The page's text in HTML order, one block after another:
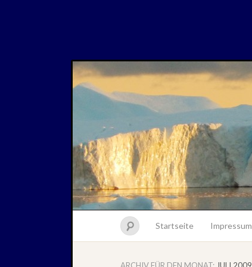
Startseite Impressum
ARCHIV FÜR DEN MONAT: JULI 2009